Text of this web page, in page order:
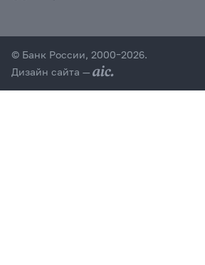
© Банк России, 2000–2026.
Дизайн сайта —